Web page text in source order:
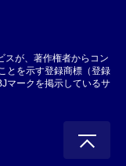
スが、著作権者からコン
とを示す登録商標（登録
マークを掲示しているサ